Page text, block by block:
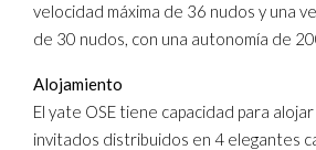
velocidad máxima de 36 nudos y una
de 30 nudos, con una autonomía de
Alojamiento
El yate OSE tiene capacidad para
invitados distribuidos en 4 elegantes